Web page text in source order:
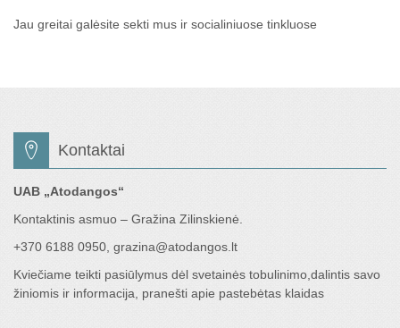
Jau greitai galėsite sekti mus ir socialiniuose tinkluose
Kontaktai
UAB „Atodangos“
Kontaktinis asmuo – Gražina Zilinskienė.
+370 6188 0950, grazina@atodangos.lt
Kviečiame teikti pasiūlymus dėl svetainės tobulinimo,dalintis savo
žiniomis ir informacija, pranešti apie pastebėtas klaidas